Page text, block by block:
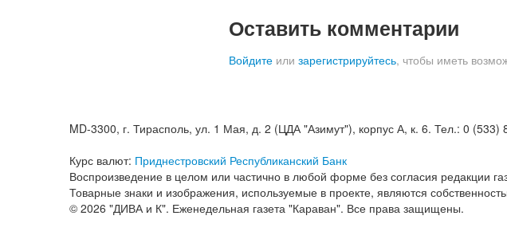
Оставить комментарии
Войдите или зарегистрируйтесь, чтобы иметь
MD-3300, г. Тирасполь, ул. 1 Мая, д. 2 (ЦДА "Азимут"), корпус А, к. 6. Тел.: 0
Курс валют: Приднестровский Республиканский Банк
Воспроизведение в целом или частично в любой форме без согласия редакции
Товарные знаки и изображения, используемые в проекте, являются
© 2026 "ДИВА и К". Еженедельная газета "Караван". Все права защищены.